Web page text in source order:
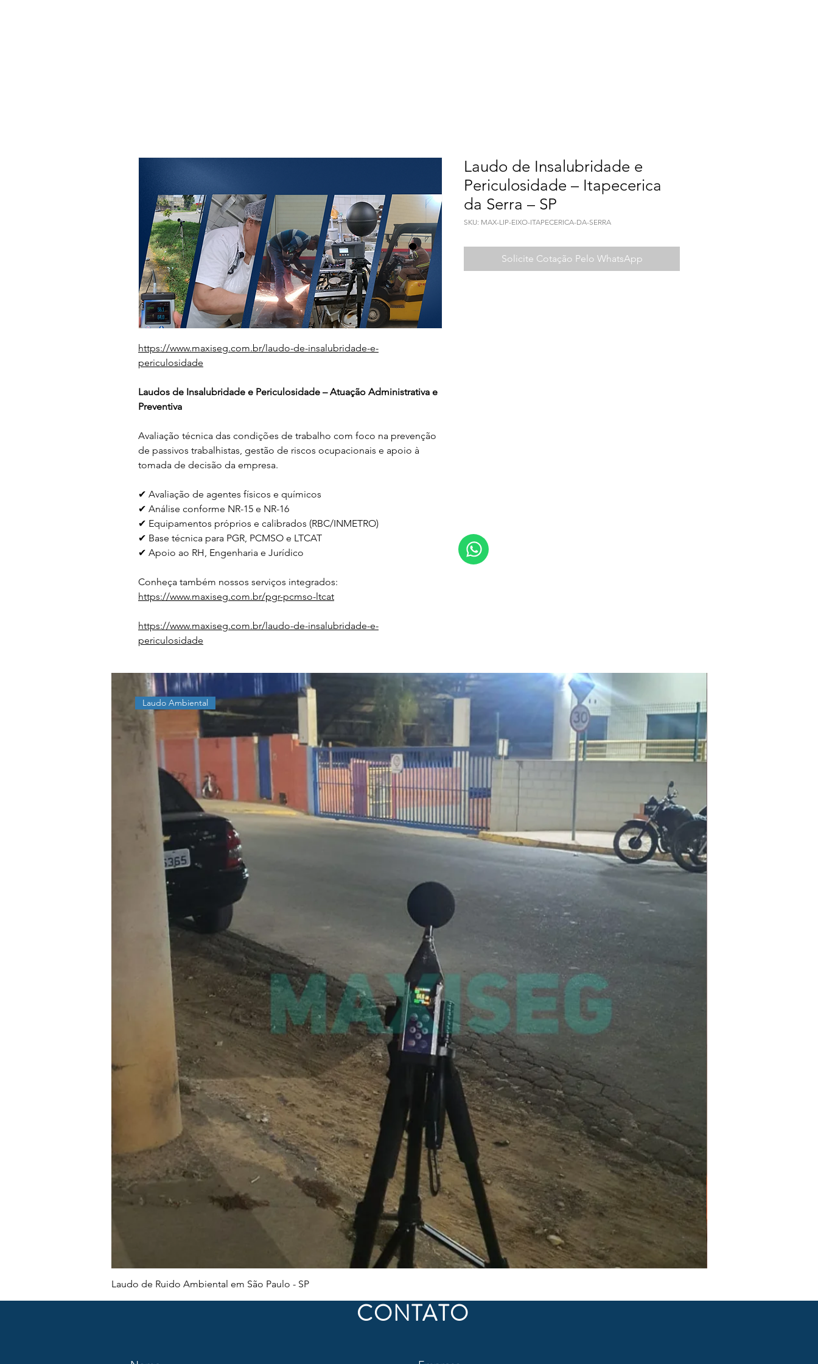
https://www.maxiseg.com.br/laudo-de-insalubridade-e-
periculosidade
Laudos de Insalubridade e Periculosidade – Atuação Administrativa e
Preventiva
Avaliação técnica das condições de trabalho com foco na prevenção
de passivos trabalhistas, gestão de riscos ocupacionais e apoio à
tomada de decisão da empresa.
✔ Avaliação de agentes físicos e químicos
✔ Análise conforme NR-15 e NR-16
✔ Equipamentos próprios e calibrados (RBC/INMETRO)
✔ Base técnica para PGR, PCMSO e LTCAT
✔ Apoio ao RH, Engenharia e Jurídico
Conheça também nossos serviços integrados:
https://www.maxiseg.com.br/pgr-pcmso-ltcat
https://www.maxiseg.com.br/laudo-de-insalubridade-e-
periculosidade
Laudo de Insalubridade e
Periculosidade – Itapecerica
da Serra – SP
SKU: MAX-LIP-EIXO-ITAPECERICA-DA-SERRA
Solicite Cotação Pelo WhatsApp
Laudo Ambiental
Laudo de Ruido Ambiental em São Paulo - SP
CONTATO